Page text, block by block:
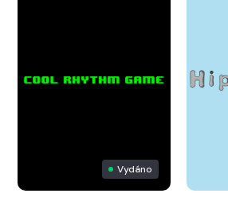
Vydáno